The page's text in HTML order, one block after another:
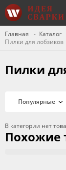
Главная Каталог
Пилки для лобзиков
Пилки
В категории нет
Похожие